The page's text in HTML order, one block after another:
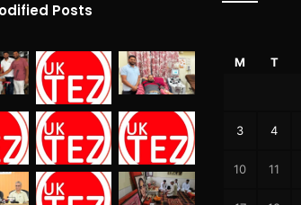
Posts
M T
3 4
10 11